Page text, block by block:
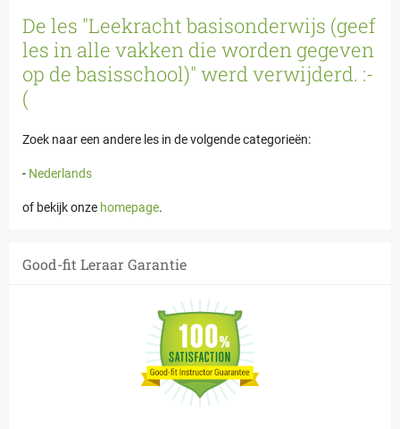
De les "Leekracht basisonderwijs (geef
les in alle vakken die worden gegeven
op de basisschool)" werd verwijderd. :-
(
Zoek naar een andere les in de volgende categorieën:
- Nederlands
of bekijk onze homepage.
Good-fit Leraar Garantie